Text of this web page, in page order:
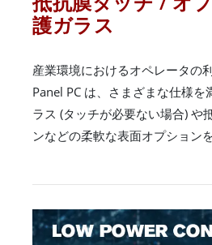
護ガラス
産業環境におけるオペレータの
Panel PC は、さまざまな仕様
ラス (タッチが必要ない場合) や
ンなどの柔軟な表面オプション